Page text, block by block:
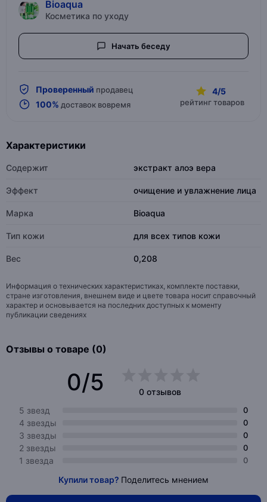
Bioaqua
Косметика по уходу
Начать беседу
Проверенный продавец
100% доставок вовремя
4/5
рейтинг товаров
Характеристики
Содержит экстракт алоэ вера
Эффект очищение и увлажнение лица
Марка Bioaqua
Тип кожи для всех типов кожи
Вес 0,208
Информация о технических характеристиках, комплекте поставки,
стране изготовления, внешнем виде и цвете товара носит справочный
характер и основывается на последних доступных к моменту
публикации сведениях
Отзывы о товаре (0)
0/5
0 отзывов
5 звезд
0
4 звезды 0
3 звезды 0
2 звезды 0
1 звезда 0
Купили товар? Поделитесь мнением